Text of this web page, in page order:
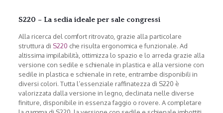
S220 – La sedia ideale per sale congressi
Alla ricerca del comfort ritrovato, grazie alla particolare
struttura di S220 che risulta ergonomica e funzionale. Ad
altissima impilabilità, ottimizza lo spazio e lo arreda grazie alla
versione con sedile e schienale in plastica e alla versione con
sedile in plastica e schienale in rete, entrambe disponibili in
diversi colori. Tutta l’essenziale raffinatezza di S220 è
valorizzata dalla versione in legno, declinata nelle diverse
finiture, disponibile in essenza faggio o rovere. A completare